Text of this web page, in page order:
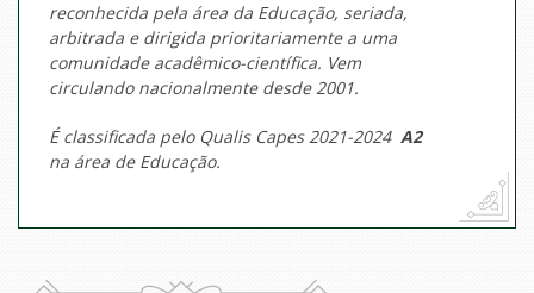
reconhecida pela área da Educação, seriada,
arbitrada e dirigida prioritariamente a uma
comunidade acadêmico-científica. Vem
circulando nacionalmente desde 2001.
É classificada pelo Qualis Capes 2021-2024 A2
na área de Educação.